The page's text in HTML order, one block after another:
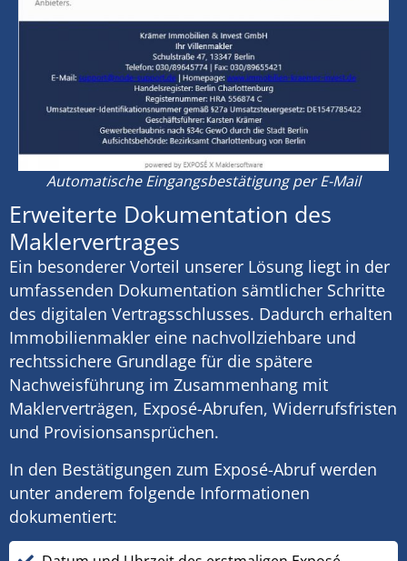
Automatische Eingangsbestätigung per E-Mail
Erweiterte Dokumentation des
Maklervertrages
Ein besonderer Vorteil unserer Lösung liegt in der
umfassenden Dokumentation sämtlicher Schritte
des digitalen Vertragsschlusses. Dadurch erhalten
Immobilienmakler eine nachvollziehbare und
rechtssichere Grundlage für die spätere
Nachweisführung im Zusammenhang mit
Maklerverträgen, Exposé-Abrufen, Widerrufsfristen
und Provisionsansprüchen.
In den Bestätigungen zum Exposé-Abruf werden
unter anderem folgende Informationen
dokumentiert: